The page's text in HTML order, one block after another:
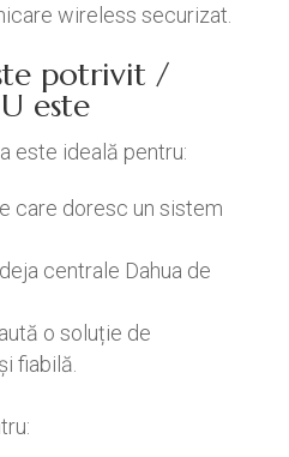
wireless securizat.
potrivit /
este
este ideală pentru:
care doresc un sistem
centrale Dahua de
o soluție de
fiabilă.